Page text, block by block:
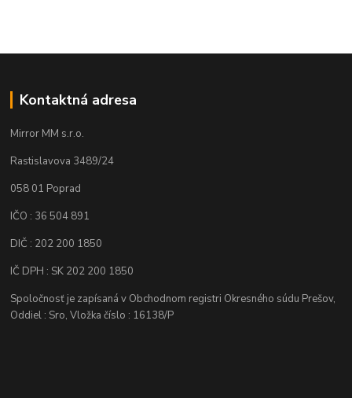
Kontaktná adresa
Mirror MM s.r.o.
Rastislavova 3489/24
058 01 Poprad
IČO : 36 504 891
DIČ : 202 200 1850
IČ DPH : SK 202 200 1850
Spoločnosť je zapísaná v Obchodnom registri Okresného súdu Prešov,
Oddiel : Sro, Vložka číslo : 16138/P